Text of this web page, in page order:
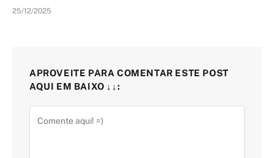
25/12/2025
APROVEITE PARA COMENTAR ESTE POST
AQUI EM BAIXO ↓↓: